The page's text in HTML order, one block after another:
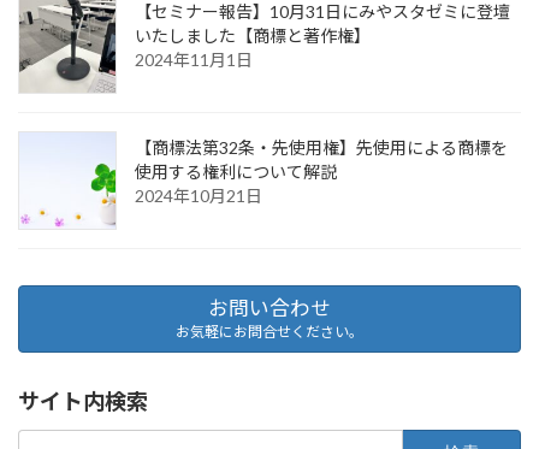
【セミナー報告】10月31日にみやスタゼミに登壇
いたしました【商標と著作権】
2024年11月1日
【商標法第32条・先使用権】先使用による商標を
使用する権利について解説
2024年10月21日
お問い合わせ
お気軽にお問合せください。
サイト内検索